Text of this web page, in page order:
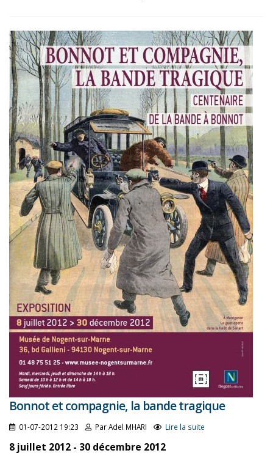
Bonnot et compagnie, la bande tragique
01-07-2012 19:23 Par Adel MHARI Lire la suite
8 juillet 2012 - 30 décembre 2012